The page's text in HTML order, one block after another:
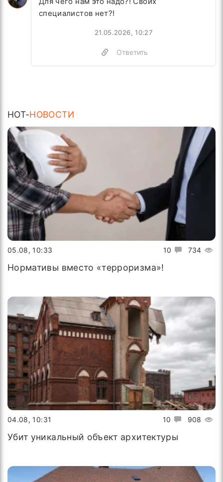
специалистов нет?!
21.05.2026, 10:27
Ответить
HOT-НОВОСТИ
10 734
05.08, 10:33
Нормативы вместо «терроризма»!
10 908
04.08, 10:31
Убит уникальный объект архитектуры